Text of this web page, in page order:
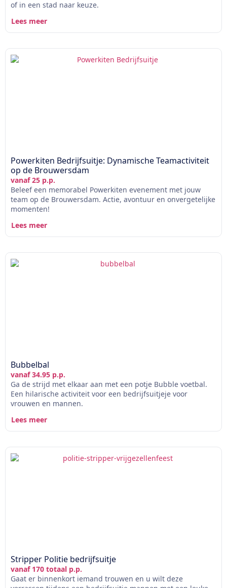
of in een stad naar keuze.
Lees meer
Powerkiten Bedrijfsuitje: Dynamische Teamactiviteit
op de Brouwersdam
vanaf 25 p.p.
Beleef een memorabel Powerkiten evenement met jouw
team op de Brouwersdam. Actie, avontuur en onvergetelijke
momenten!
Lees meer
Bubbelbal
vanaf 34.95 p.p.
Ga de strijd met elkaar aan met een potje Bubble voetbal.
Een hilarische activiteit voor een bedrijfsuitjeje voor
vrouwen en mannen.
Lees meer
Stripper Politie bedrijfsuitje
vanaf 170 totaal p.p.
Gaat er binnenkort iemand trouwen en u wilt deze